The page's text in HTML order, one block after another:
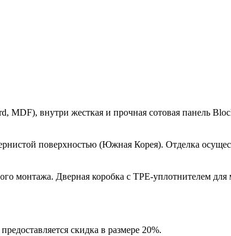
внутри жесткая и прочная сотовая панель
поверхностью (Южная Корея). Отделка
монтажа. Дверная коробка с TPE-уплотнителем
скидка в размере 20%.